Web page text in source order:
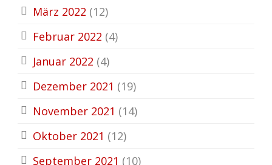
März 2022 (12)
Februar 2022 (4)
Januar 2022 (4)
Dezember 2021 (19)
November 2021 (14)
Oktober 2021 (12)
September 2021 (10)